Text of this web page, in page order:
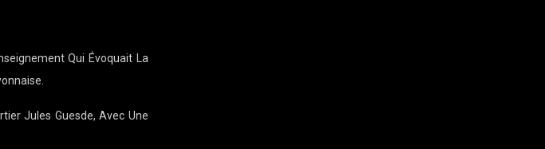
Qui Évoquait La
Jules Guesde, Avec Une